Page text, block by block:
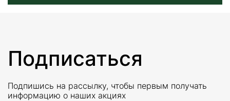
Подписаться
Подпишись на рассылку, чтобы первым получать
информацию о наших акциях